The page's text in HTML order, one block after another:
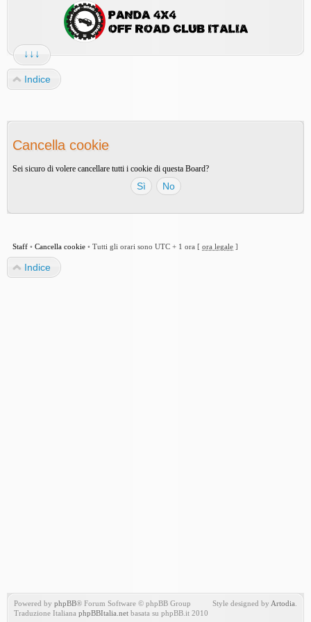
↓↓↓
Indice
Cancella cookie
Sei sicuro di volere cancellare tutti i cookie di questa Board?
Staff • Cancella cookie • Tutti gli orari sono UTC + 1 ora [ ora legale ]
Indice
Powered by phpBB® Forum Software © phpBB Group
Traduzione Italiana phpBBItalia.net basata su phpBB.it 2010
Style designed by Artodia